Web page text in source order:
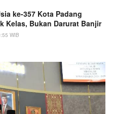
ke-357 Kota Padang
Kelas, Bukan Darurat Banjir
WIB